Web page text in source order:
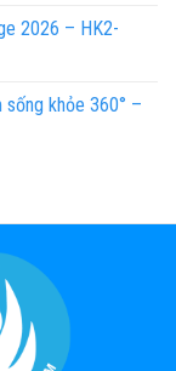
2026 – HK2-
sống khỏe 360° –